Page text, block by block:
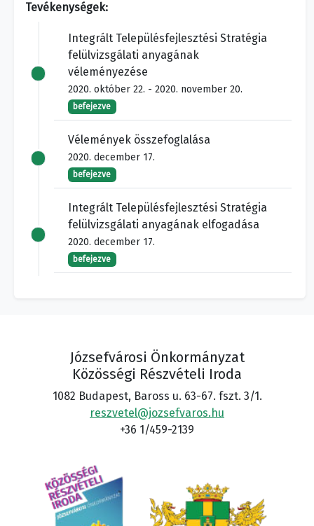
Tevékenységek:
Integrált Településfejlesztési Stratégia
felülvizsgálati anyagának
véleményezése
2020. október 22. - 2020. november 20.
befejezve
Vélemények összefoglalása
2020. december 17.
befejezve
Integrált Településfejlesztési Stratégia
felülvizsgálati anyagának elfogadása
2020. december 17.
befejezve
Józsefvárosi Önkormányzat
Közösségi Részvételi Iroda
1082 Budapest, Baross u. 63-67. fszt. 3/1.
reszvetel@jozsefvaros.hu
+36 1/459-2139